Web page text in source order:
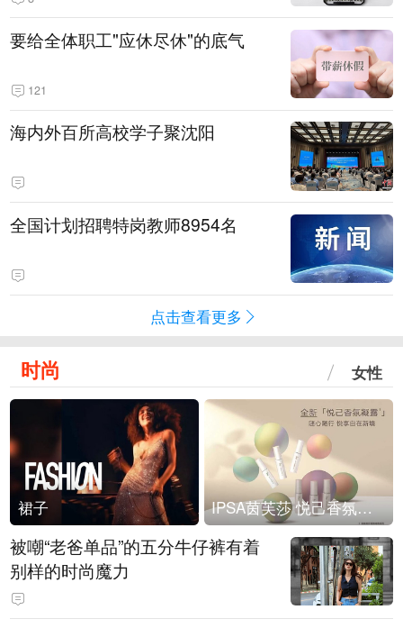
要给全体职工"应休尽休"的底气
121
海内外百所高校学子聚沈阳
全国计划招聘特岗教师8954名
点击查看更多
时尚 女性
裙子 IPSA茵芙莎 悦己香氛凝露上市
被嘲“老爸单品”的五分牛仔裤有着
别样的时尚魔力